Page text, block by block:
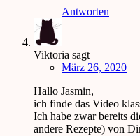
Antworten
Viktoria sagt
März 26, 2020
Hallo Jasmin,
ich finde das Video
Ich habe zwar bereits
andere Rezepte) von